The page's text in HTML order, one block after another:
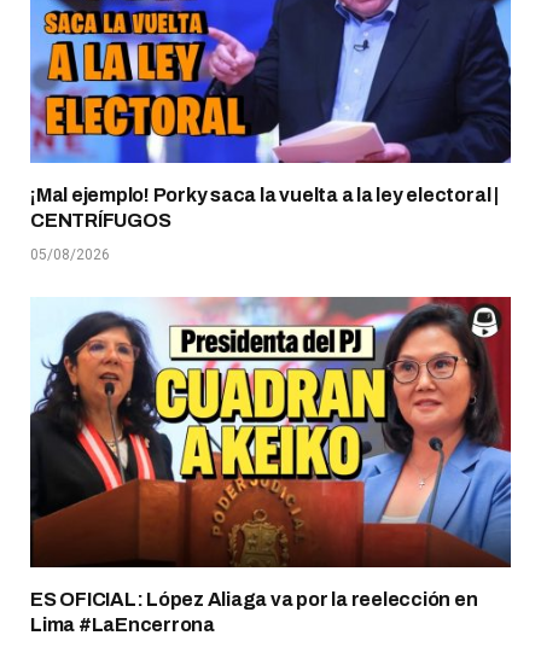
¡Mal ejemplo! Porky saca la vuelta a la ley electoral |
CENTRÍFUGOS
05/08/2026
ES OFICIAL: López Aliaga va por la reelección en
Lima #LaEncerrona